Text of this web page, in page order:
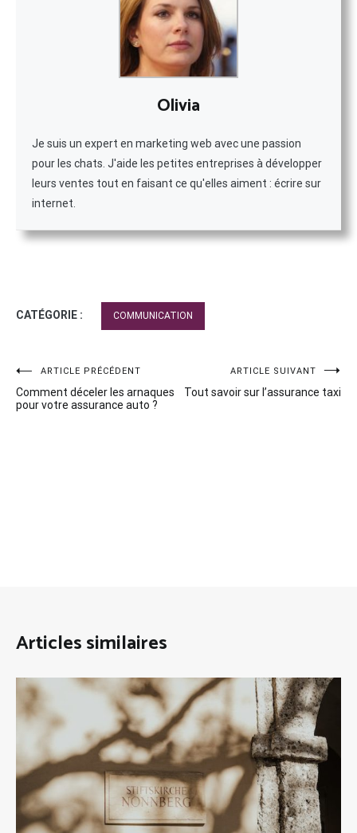
Olivia
Je suis un expert en marketing web avec une passion
pour les chats. J'aide les petites entreprises à développer
leurs ventes tout en faisant ce qu'elles aiment : écrire sur
internet.
CATÉGORIE : COMMUNICATION
Navigation
de
ARTICLE PRÉCÉDENT
Comment déceler les arnaques
pour votre assurance auto ?
ARTICLE SUIVANT
Tout savoir sur l’assurance taxi
Articles similaires